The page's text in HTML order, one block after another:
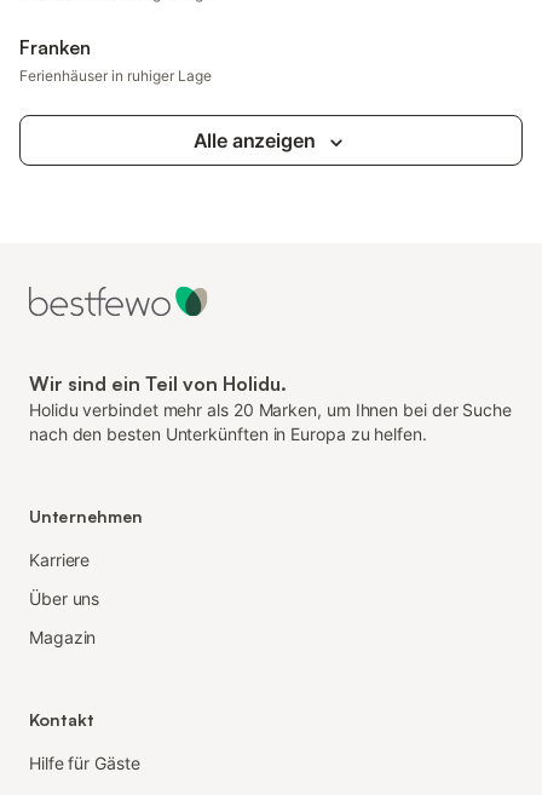
Franken
Ferienhäuser in ruhiger Lage
Alle anzeigen
Wir sind ein Teil von Holidu.
Holidu verbindet mehr als 20 Marken, um Ihnen bei der Suche
nach den besten Unterkünften in Europa zu helfen.
Unternehmen
Karriere
Über uns
Magazin
Kontakt
Hilfe für Gäste